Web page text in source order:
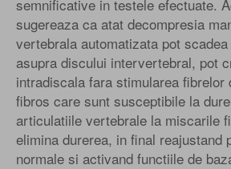
semnificative in testele efectuate.
sugereaza ca atat decompresia
vertebrala automatizata pot
asupra discului intervertebral, pot
intradiscala fara stimularea fibrelor
fibros care sunt susceptibile la
articulatiile vertebrale la miscarile
elimina durerea, in final reajustand
normale si activand functiile de